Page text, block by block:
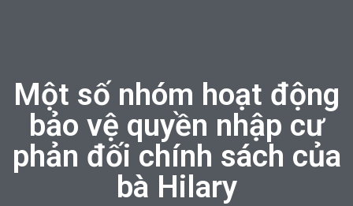
Một số nhóm hoạt động
bảo vệ quyền nhập cư
phản đối chính sách của
bà Hilary